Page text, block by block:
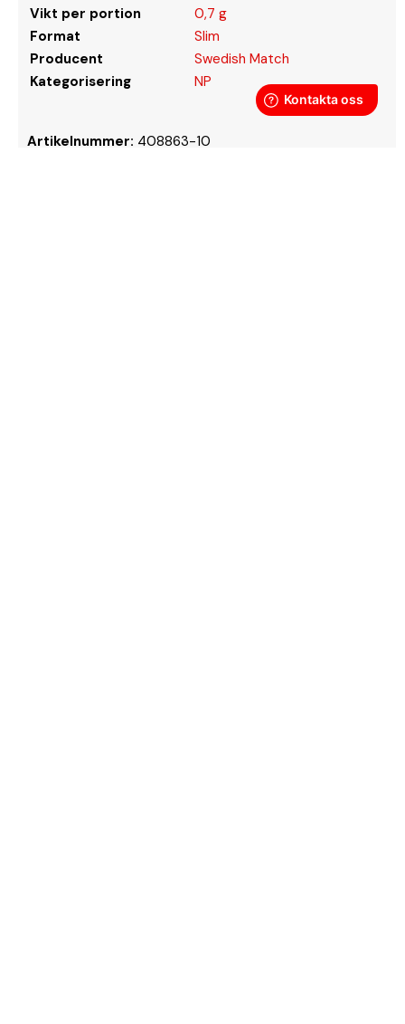
Vikt per portion
0,7 g
Format
Slim
Producent
Swedish Match
Kategorisering
NP
Artikelnummer: 408863-10